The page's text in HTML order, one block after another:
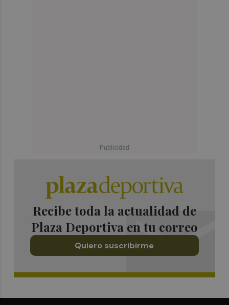
Recibe toda la actualidad de
Plaza Deportiva en tu correo
Quiero suscribirme